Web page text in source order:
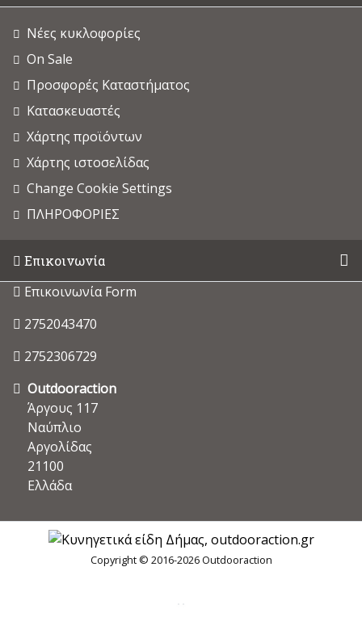
Νέες κυκλοφορίες
On Sale
Προσφορές Καταστήματος
Κατασκευαστές
Χάρτης προϊόντων
Χάρτης ιστοσελίδας
Change Cookie Settings
ΠΛΗΡΟΦΟΡΙΕΣ
Επικοινωνία
Επικοινωνία Form
2752043470
2752306729
Outdooraction
Άργους 117
Ναύπλιο
Αργολίδας
21100
Ελλάδα
Copyright © 2016-2026 Outdooraction